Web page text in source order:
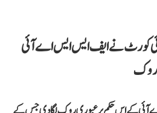
کورٹ نے ایف ایس ایس اے آئی
روک